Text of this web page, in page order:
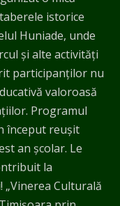
istorice
Huniade, unde
și alte activități
participanților nu
valoroasă
Programul
început reușit
an școlar. Le
la
Culturală